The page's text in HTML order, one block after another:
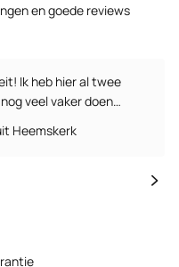
een
mooi om dit bij je te
dan een sieraad met een
betekenis van het
ketting wel net zo
en goede reviews
Ik heb hier al twee
veel vaker doen…
Heemskerk